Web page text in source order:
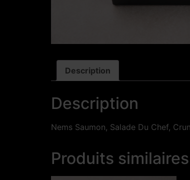
Description
Description
Nems Saumon, Salade Du Chef,
Produits similaires